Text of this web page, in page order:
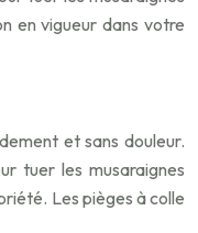
en vigueur dans votre
et sans douleur.
tuer les musaraignes
Les pièges à colle